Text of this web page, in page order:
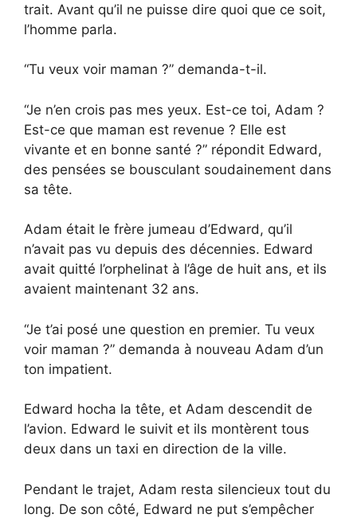
trait. Avant qu’il ne puisse dire quoi que ce soit,
l’homme parla.
“Tu veux voir maman ?” demanda-t-il.
“Je n’en crois pas mes yeux. Est-ce toi, Adam ?
Est-ce que maman est revenue ? Elle est
vivante et en bonne santé ?” répondit Edward,
des pensées se bousculant soudainement dans
sa tête.
Adam était le frère jumeau d’Edward, qu’il
n’avait pas vu depuis des décennies. Edward
avait quitté l’orphelinat à l’âge de huit ans, et ils
avaient maintenant 32 ans.
“Je t’ai posé une question en premier. Tu veux
voir maman ?” demanda à nouveau Adam d’un
ton impatient.
Edward hocha la tête, et Adam descendit de
l’avion. Edward le suivit et ils montèrent tous
deux dans un taxi en direction de la ville.
Pendant le trajet, Adam resta silencieux tout du
long. De son côté, Edward ne put s’empêcher